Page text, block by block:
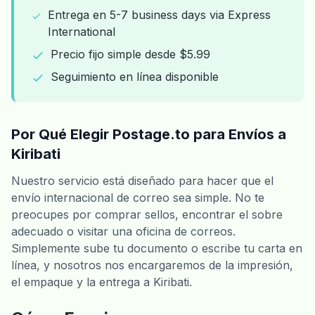
Entrega en 5-7 business days via Express
International
Precio fijo simple desde $5.99
Seguimiento en línea disponible
Por Qué Elegir Postage.to para Envíos a
Kiribati
Nuestro servicio está diseñado para hacer que el
envío internacional de correo sea simple. No te
preocupes por comprar sellos, encontrar el sobre
adecuado o visitar una oficina de correos.
Simplemente sube tu documento o escribe tu carta en
línea, y nosotros nos encargaremos de la impresión,
el empaque y la entrega a Kiribati.